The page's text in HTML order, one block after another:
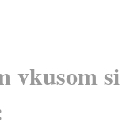
vkusom si